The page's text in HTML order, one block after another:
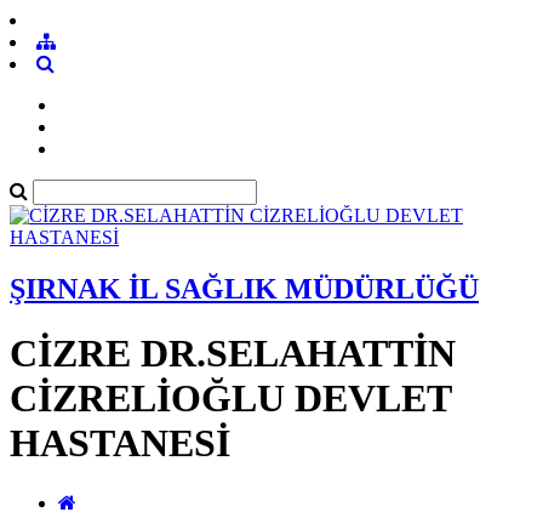
ŞIRNAK İL SAĞLIK MÜDÜRLÜĞÜ
CİZRE DR.SELAHATTİN
CİZRELİOĞLU DEVLET
HASTANESİ